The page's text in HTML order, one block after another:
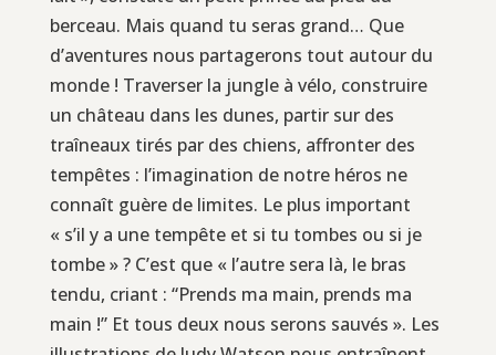
berceau. Mais quand tu seras grand… Que
d’aventures nous partagerons tout autour du
monde ! Traverser la jungle à vélo, construire
un château dans les dunes, partir sur des
traîneaux tirés par des chiens, affronter des
tempêtes : l’imagination de notre héros ne
connaît guère de limites. Le plus important
« s’il y a une tempête et si tu tombes ou si je
tombe » ? C’est que « l’autre sera là, le bras
tendu, criant : “Prends ma main, prends ma
main !” Et tous deux nous serons sauvés ». Les